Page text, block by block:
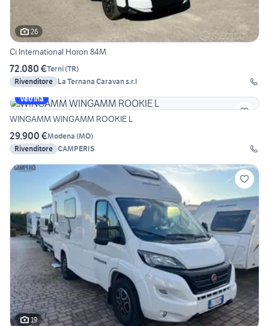
26
Ci International Horon 84M
72.080 €Terni(TR)
Rivenditore La Ternana Caravan s.r.l
Vetrina
WINGAMM WINGAMM ROOKIE L
29.900 €Modena (MO)
Rivenditore CAMPERIS
19